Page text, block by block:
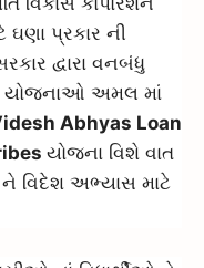
ઘણા પ્રકાર ની
દ્વારા વનબંધુ
યોજનાઓ અમલ માં
Abhyas Loan
યોજના વિશે વાત
ને વિદેશ અભ્યાસ માટે